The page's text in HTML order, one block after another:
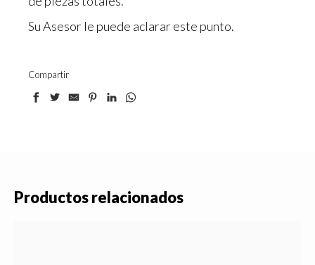
Su Asesor le puede aclarar este punto.
Compartir
Productos relacionados